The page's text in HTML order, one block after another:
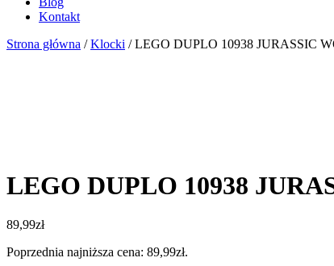
Kontakt
Strona główna /Klocki / LEGO DUPLO 10938 JURASSIC
LEGO DUPLO 10938
89,99zł
Poprzednia najniższa cena: 89,99zł.